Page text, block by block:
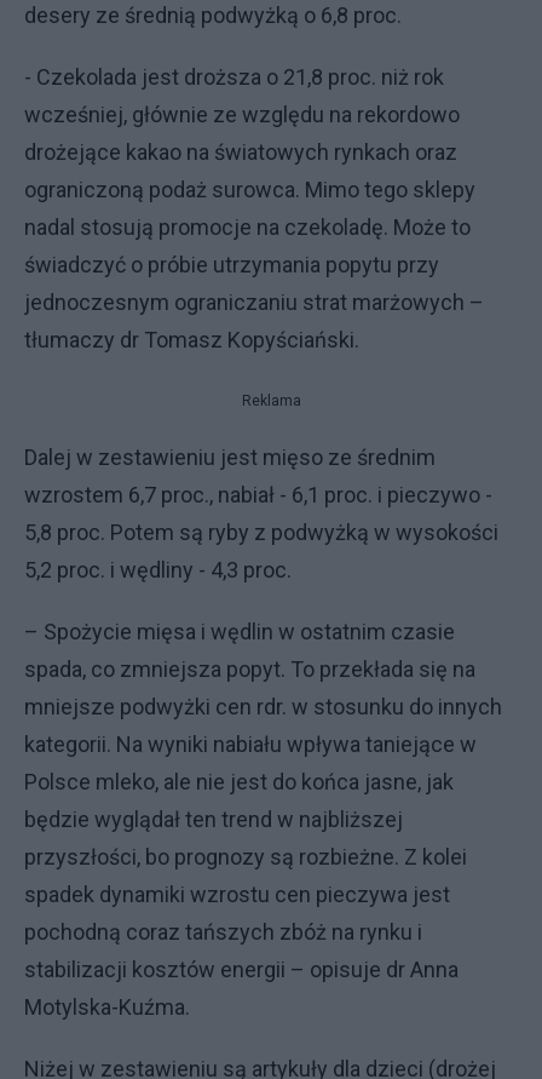
desery ze średnią podwyżką o 6,8 proc.
- Czekolada jest droższa o 21,8 proc. niż rok
wcześniej, głównie ze względu na rekordowo
drożejące kakao na światowych rynkach oraz
ograniczoną podaż surowca. Mimo tego sklepy
nadal stosują promocje na czekoladę. Może to
świadczyć o próbie utrzymania popytu przy
jednoczesnym ograniczaniu strat marżowych –
tłumaczy dr Tomasz Kopyściański.
Reklama
Dalej w zestawieniu jest mięso ze średnim
wzrostem 6,7 proc., nabiał - 6,1 proc. i pieczywo -
5,8 proc. Potem są ryby z podwyżką w wysokości
5,2 proc. i wędliny - 4,3 proc.
– Spożycie mięsa i wędlin w ostatnim czasie
spada, co zmniejsza popyt. To przekłada się na
mniejsze podwyżki cen rdr. w stosunku do innych
kategorii. Na wyniki nabiału wpływa taniejące w
Polsce mleko, ale nie jest do końca jasne, jak
będzie wyglądał ten trend w najbliższej
przyszłości, bo prognozy są rozbieżne. Z kolei
spadek dynamiki wzrostu cen pieczywa jest
pochodną coraz tańszych zbóż na rynku i
stabilizacji kosztów energii – opisuje dr Anna
Motylska-Kuźma.
Niżej w zestawieniu są artykuły dla dzieci (drożej